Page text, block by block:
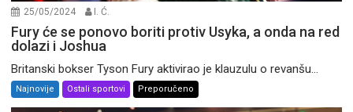
25/05/2024 I. Ć.
Fury će se ponovo boriti protiv Usyka, a onda na red
dolazi i Joshua
Britanski bokser Tyson Fury aktivirao je klauzulu o revanšu...
Najnovije Ostali sportovi Preporučeno